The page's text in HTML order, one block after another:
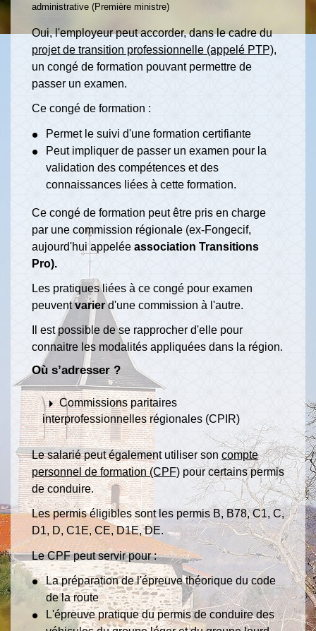
administrative (Première ministre)
Oui, l'employeur peut accorder, dans le cadre du
projet de transition professionnelle (appelé PTP),
un congé de formation pouvant permettre de
passer un examen.
Ce congé de formation :
Permet le suivi d'une formation certifiante
Peut impliquer de passer un examen pour la
validation des compétences et des
connaissances liées à cette formation.
Ce congé de formation peut être pris en charge
par une commission régionale (ex-Fongecif,
aujourd'hui appelée association Transitions
Pro).
Les pratiques liées à ce congé pour examen
peuventvarierd'une commission à l'autre.
Il est possible de se rapprocher d'elle pour
connaitre les modalités appliquées dans la région.
Où s’adresser ?
arrow_rightCommissions paritaires
interprofessionnelles régionales (CPIR)
Le salarié peut également utiliser son compte
personnel de formation (CPF) pour certains permis
de conduire.
Les permis éligibles sont les permis B, B78, C1, C,
D1, D, C1E, CE, D1E, DE.
Le CPF peut servir pour :
La préparation de l'épreuve théorique du code
de la route
L'épreuve pratique du permis de conduire des